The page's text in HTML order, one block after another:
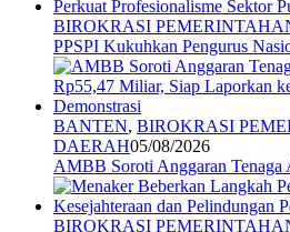
BIROKRASI
PPSPI Kukuhkan Pengurus
BANTEN, BIROKRASI
DAERAH05/08/2026
AMBB Soroti Anggaran
BIROKRASI